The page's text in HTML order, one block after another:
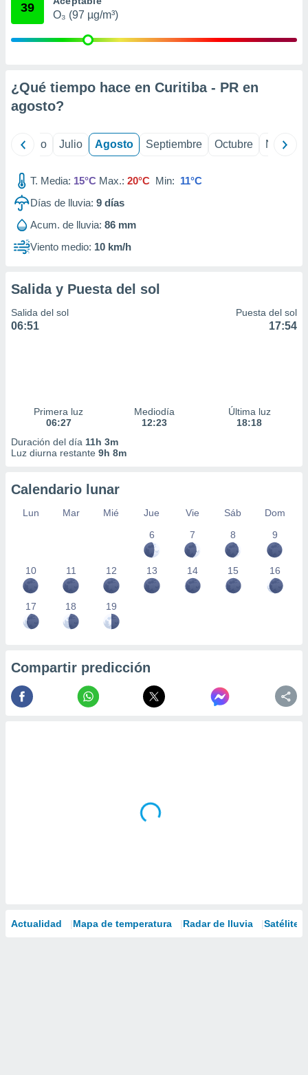
publicidad
publicidad
1199
39
O₃ (97 µg/m³)
¿Qué tiempo hace en Curitiba - PR en
agosto?
Junio Julio Agosto Septiembre Octubre
T. Media: 15°C Max.: 20°C Min: 11°C
Días de lluvia: 9 días
Acum. de lluvia: 86 mm
Viento medio: 10 km/h
Salida y Puesta del sol
Salida del sol
06:51
Puesta del sol
17:54
Primera luz
06:27
Mediodía
12:23
Última luz
18:18
Duración del día 11h 3m
Luz diurna restante 9h 8m
Calendario lunar
Lun Mar Mié Jue Vie Sáb
Dom
6
7 8 9
10 11 12 13 14 15 16
17 18 19
Compartir predicción
Actualidad Mapa de temperatura Radar de lluvia Satélites